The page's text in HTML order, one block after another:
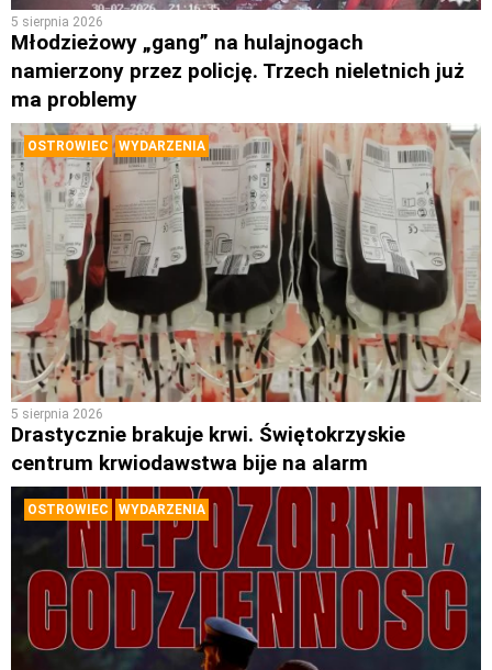
5 sierpnia 2026
Młodzieżowy „gang” na hulajnogach
namierzony przez policję. Trzech nieletnich już
ma problemy
OSTROWIEC WYDARZENIA
5 sierpnia 2026
Drastycznie brakuje krwi. Świętokrzyskie
centrum krwiodawstwa bije na alarm
OSTROWIEC WYDARZENIA